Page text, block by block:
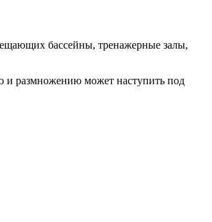
бассейны, тренажерные залы,
и размножению может наступить под